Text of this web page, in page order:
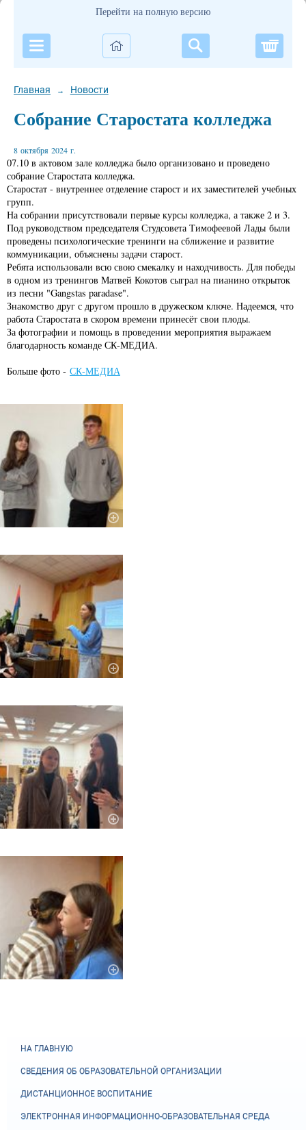
Перейти на полную версию
Главная → Новости
Собрание Старостата колледжа
8 октября 2024 г.
07.10 в актовом зале колледжа было организовано и проведено
собрание Старостата колледжа.
Старостат - внутреннее отделение старост и их заместителей учебных
групп.
На собрании присутствовали первые курсы колледжа, а также 2 и 3.
Под руководством председателя Студсовета Тимофеевой Лады были
проведены психологические тренинги на сближение и развитие
коммуникации, объяснены задачи старост.
Ребята использовали всю свою смекалку и находчивость. Для победы
в одном из тренингов Матвей Кокотов сыграл на пианино открыток
из песни "Gangstas paradase".
Знакомство друг с другом прошло в дружеском ключе. Надеемся, что
работа Старостата в скором времени принесёт свои плоды.
За фотографии и помощь в проведении мероприятия выражаем
благодарность команде СК-МЕДИА.
Больше фото - СК-МЕДИА
НА ГЛАВНУЮ
СВЕДЕНИЯ ОБ ОБРАЗОВАТЕЛЬНОЙ ОРГАНИЗАЦИИ
ДИСТАНЦИОННОЕ ВОСПИТАНИЕ
ЭЛЕКТРОННАЯ ИНФОРМАЦИОННО-ОБРАЗОВАТЕЛЬНАЯ СРЕДА